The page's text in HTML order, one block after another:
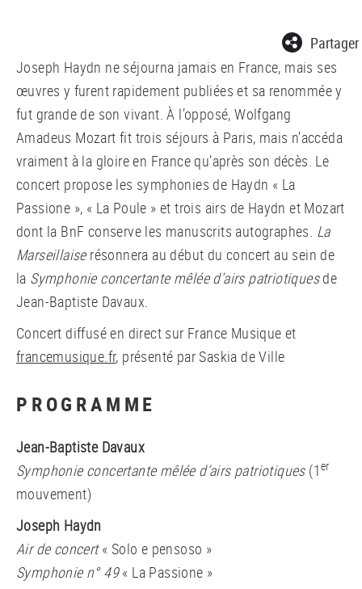
Partager
Joseph Haydn ne séjourna jamais en France, mais ses
œuvres y furent rapidement publiées et sa renommée y
fut grande de son vivant. À l’opposé, Wolfgang
Amadeus Mozart fit trois séjours à Paris, mais n’accéda
vraiment à la gloire en France qu’après son décès. Le
concert propose les symphonies de Haydn « La
Passione », « La Poule » et trois airs de Haydn et Mozart
dont la BnF conserve les manuscrits autographes. La
Marseillaiserésonnera au début du concert au sein de
la Symphonie concertante mêlée d’airs patriotiquesde
Jean-Baptiste Davaux.
Concert diffusé en direct sur France Musique et
francemusique.fr, présenté par Saskia de Ville
PROGRAMME
Jean-Baptiste Davaux
Symphonie concertante mêlée d’airs patriotiques (1er
mouvement)
Joseph Haydn
Air de concert« Solo e pensoso »
Symphonie n° 49« La Passione »